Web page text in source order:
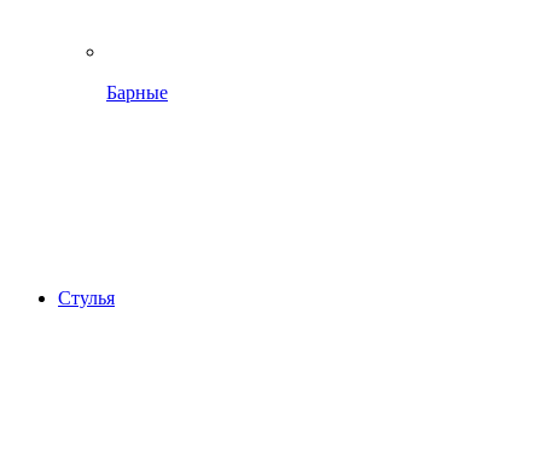
Барные
Стулья